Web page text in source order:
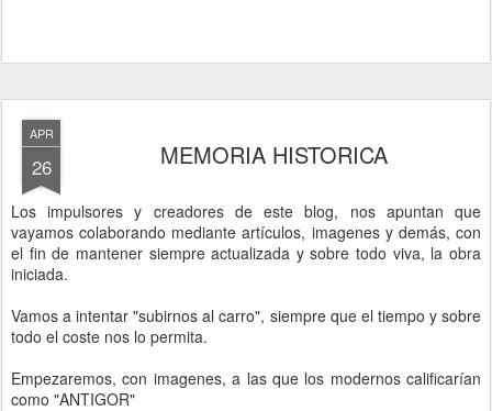
APR
26 MEMORIA HISTORICA
Los impulsores y creadores de este blog, nos apuntan que
vayamos colaborando mediante artículos, imagenes y demás, con
el fin de mantener siempre actualizada y sobre todo viva, la obra
iniciada.
Vamos a intentar "subirnos al carro", siempre que el tiempo y sobre
todo el coste nos lo permita.
Empezaremos, con imagenes, a las que los modernos calificarían
como "ANTIGOR"